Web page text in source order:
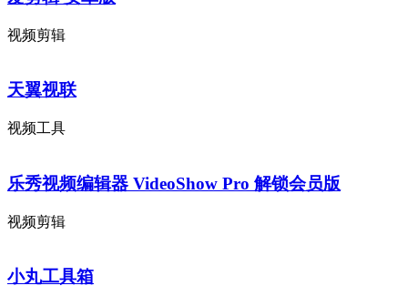
视频剪辑
天翼视联
视频工具
乐秀视频编辑器 VideoShow Pro 解锁会员版
视频剪辑
小丸工具箱